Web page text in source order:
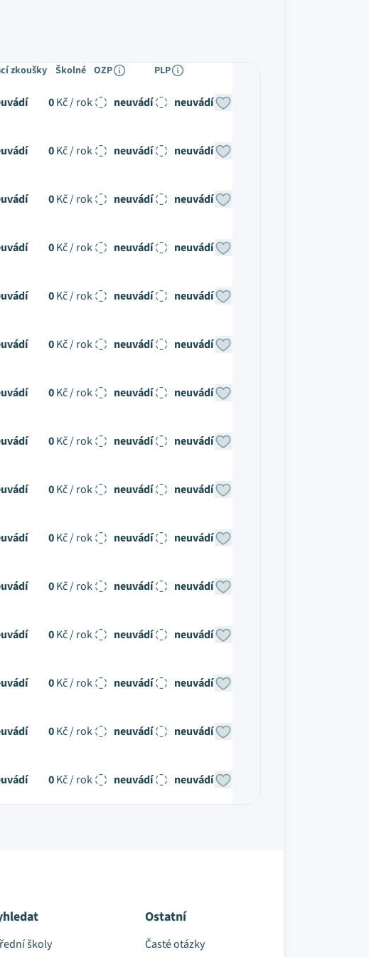
zkoušky Školné OZP PLP
0Kč / rok neuvádí neuvádí
0Kč / rok neuvádí neuvádí
0Kč / rok neuvádí neuvádí
0Kč / rok neuvádí neuvádí
0Kč / rok neuvádí neuvádí
0Kč / rok neuvádí neuvádí
0Kč / rok neuvádí neuvádí
0Kč / rok neuvádí neuvádí
0Kč / rok neuvádí neuvádí
0Kč / rok neuvádí neuvádí
0Kč / rok neuvádí neuvádí
0Kč / rok neuvádí neuvádí
0Kč / rok neuvádí neuvádí
0Kč / rok neuvádí neuvádí
0Kč / rok neuvádí neuvádí
školy
Ostatní
Časté otázky